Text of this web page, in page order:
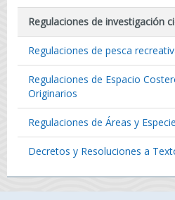
Regulaciones de investigación
Regulaciones de pesca
Regulaciones de Espacio
Originarios
Regulaciones de Áreas y
Decretos y Resoluciones a